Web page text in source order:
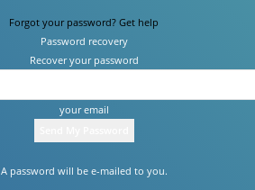
Forgot your password? Get help
Password recovery
Recover your password
your email
A password will be e-mailed to you.